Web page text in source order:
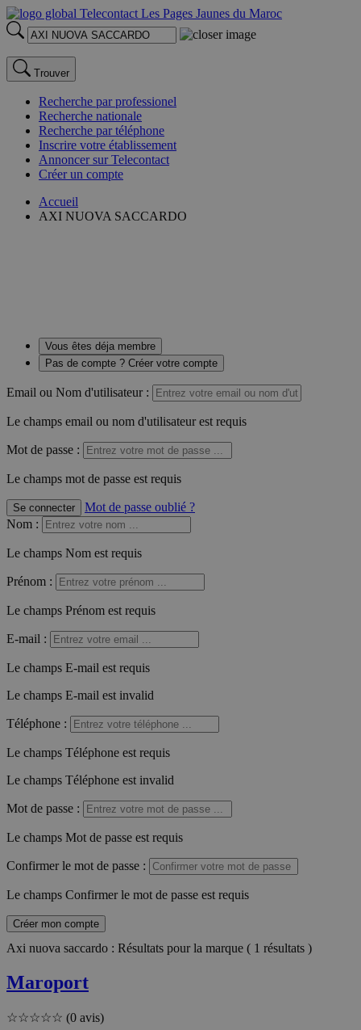
Trouver
Recherche par professionel
Recherche nationale
Recherche par téléphone
Inscrire votre établissement
Annoncer sur Telecontact
Créer un compte
Accueil
AXI NUOVA SACCARDO
Vous êtes déja membre
Pas de compte ? Créer votre compte
Email ou Nom d'utilisateur :
Le champs email ou nom d'utilisateur est requis
Mot de passe :
Le champs mot de passe est requis
Se connecter
Mot de passe oublié ?
Nom :
Le champs Nom est requis
Prénom :
Le champs Prénom est requis
E-mail :
Le champs E-mail est requis
Le champs E-mail est invalid
Téléphone :
Le champs Téléphone est requis
Le champs Téléphone est invalid
Mot de passe :
Le champs Mot de passe est requis
Confirmer le mot de passe :
Le champs Confirmer le mot de passe est requis
Créer mon compte
Axi nuova saccardo : Résultats pour la marque ( 1 résultats )
Maroport
☆☆☆☆☆ (0 avis)